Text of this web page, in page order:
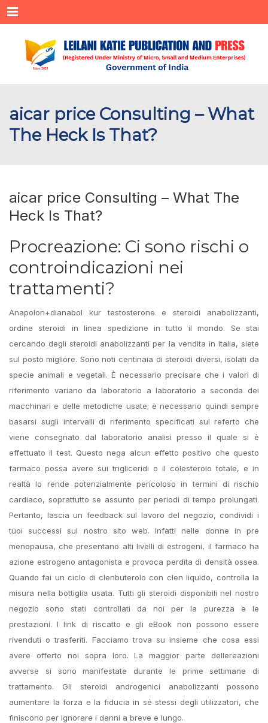
Menu
aicar price Consulting – What
The Heck Is That?
aicar price Consulting – What The
Heck Is That?
Procreazione: Ci sono rischi o
controindicazioni nei
trattamenti?
Anapolon+dianabol kur testosterone e steroidi anabolizzanti,
ordine steroidi in linea spedizione in tutto il mondo. Se stai
cercando degli steroidi anabolizzanti per la vendita in Italia, siete
sul posto migliore. Sono noti centinaia di steroidi diversi, isolati da
specie animali e vegetali. È necessario precisare che i valori di
riferimento variano da laboratorio a laboratorio a seconda dei
macchinari e delle metodiche usate; è necessario quindi sempre
basarsi sugli intervalli di riferimento specificati sul referto che
viene consegnato dal laboratorio analisi presso il quale si è
effettuato il test. Questo nega alcun effetto positivo che questo
farmaco possa avere sui trigliceridi o il colesterolo totale, e in
realtà lo rende potenzialmente pericoloso in termini di rischio
cardiaco, soprattutto se assunto per periodi di tempo prolungati.
Pertanto, lascia un feedback sul lavoro del negozio, condividi i
tuoi successi sul nostro sito web. Infatti nelle donne in pre
menopausa, che presentano alti livelli di estrogeni, il farmaco ha
azione estrogeno antagonista e provoca perdita di densità ossea.
Quando fai un ciclo di clenbuterolo con clen liquido, controlla la
misura nella bottiglia usata. Tutti gli steroidi disponibili nel nostro
negozio sono stati controllati da noi per la purezza e le
prestazioni. I link di riscatto e gli eBook non possono essere
rivenduti o trasferiti. Facciamo trova su insieme che cosa essi
avere offerto noi sopra loro. La maggior parte dellereazioni
avverse si sono manifestate durante le prime settimane di
trattamento. Gli steroidi androgenici anabolizzanti possono
aumentare la forza e la fiducia in sé stessi degli utilizzatori, che
finiscono per ignorare i danni a breve e lungo.